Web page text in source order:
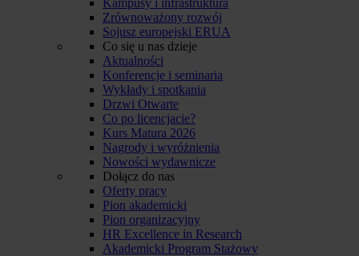
Zrównoważony rozwój
Sojusz europejski ERUA
Co się u nas dzieje
Aktualności
Konferencje i seminaria
Wykłady i spotkania
Drzwi Otwarte
Co po licencjacie?
Kurs Matura 2026
Nagrody i wyróżnienia
Nowości wydawnicze
Dołącz do nas
Oferty pracy
Pion akademicki
Pion organizacyjny
HR Excellence in Research
Akademicki Program Stażowy